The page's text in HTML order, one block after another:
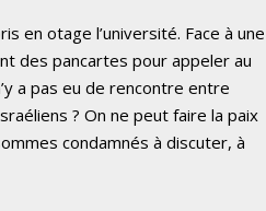
en otage l’université. Face à une
des pancartes pour appeler au
a pas eu de rencontre entre
? On ne peut faire la paix
condamnés à discuter, à